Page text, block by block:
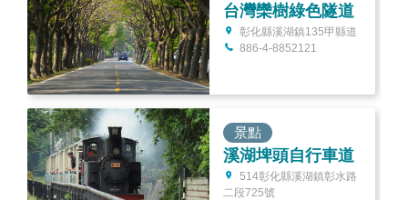
台灣欒樹綠色隧道
彰化縣溪湖鎮135甲縣道
886-4-8852121
景點
溪湖埤頭自行車道
514彰化縣溪湖鎮彰水路
二段725號